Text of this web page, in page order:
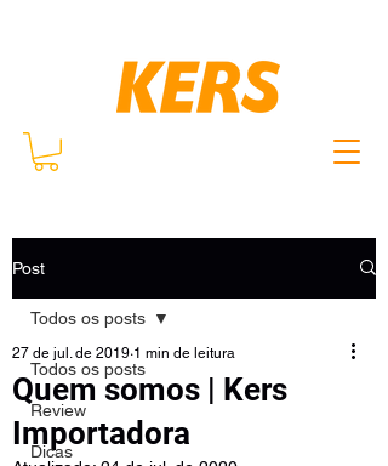
Post
Todos os posts
Review
Dicas
Todos os posts
Quem somos | Kers
Importadora
27 de jul. de 2019 1 min de leitura